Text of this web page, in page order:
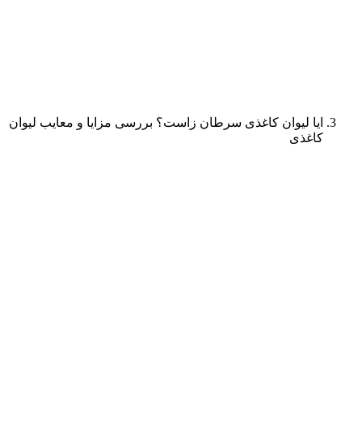
ایا لیوان کاغذی سرطان زاست؟ بررسی مزایا و معایب لیوان
کاغذی